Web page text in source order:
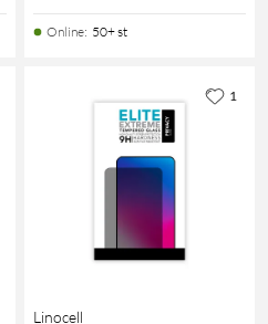
Online: 50+ st
Linocell
1